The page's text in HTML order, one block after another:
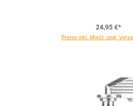
24,95 €*
Preise inkl. MwSt. zzgl.